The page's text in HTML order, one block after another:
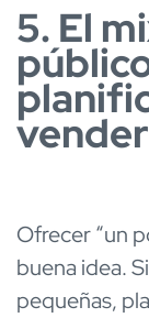
5. El
Ofrecer “un
buena idea.
pequeñas,